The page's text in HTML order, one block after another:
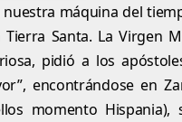
nuestra máquina del
Santa. La Virgen
pidió a los
encontrándose en
momento